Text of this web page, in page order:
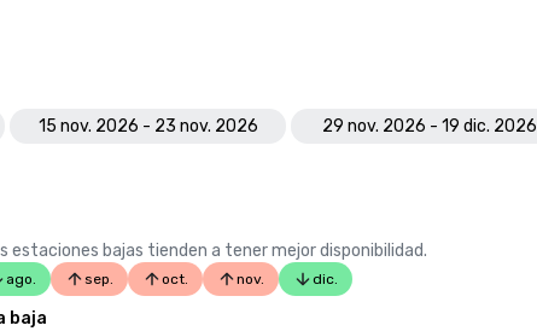
15 nov. 2026 - 23 nov. 2026
29 nov. 2026 - 19 dic. 2026
estaciones bajas tienden a tener mejor disponibilidad.
ago. sep. oct. nov. dic.
baja